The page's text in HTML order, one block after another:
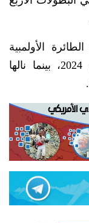
الأولمبية
والعالمية والأوروبية على الجائزة عام 2024، بينما نالها